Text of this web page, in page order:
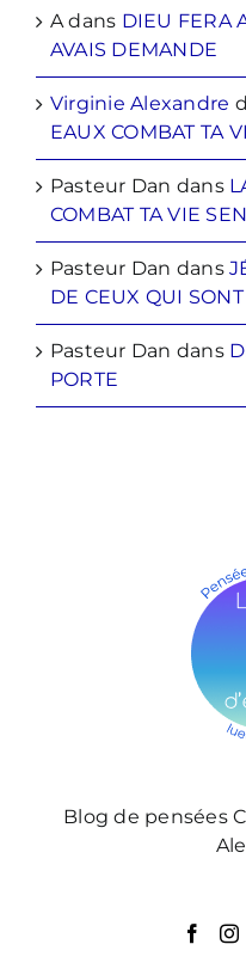
Adans DIEU FERA
AVAIS DEMANDE
Virginie Alexandre
EAUX COMBAT TA
Pasteur Dan dans
COMBAT TA VIE
Pasteur Dan dans
DE CEUX QUI
Pasteur Dan dans
PORTE
Blog de pensées